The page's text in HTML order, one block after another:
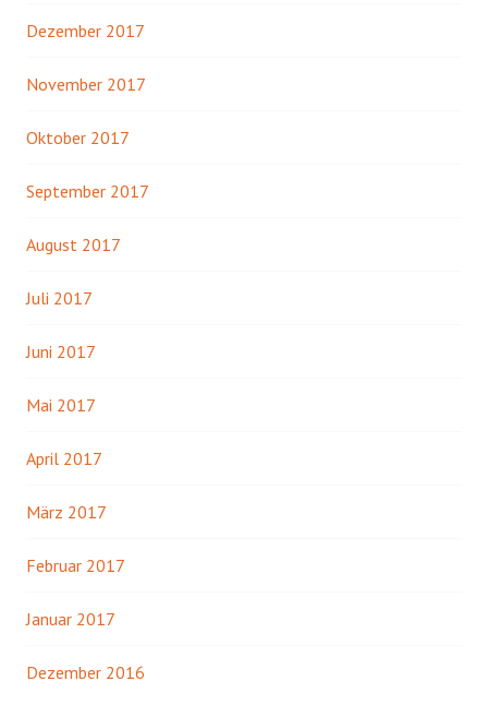
Dezember 2017
November 2017
Oktober 2017
September 2017
August 2017
Juli 2017
Juni 2017
Mai 2017
April 2017
März 2017
Februar 2017
Januar 2017
Dezember 2016